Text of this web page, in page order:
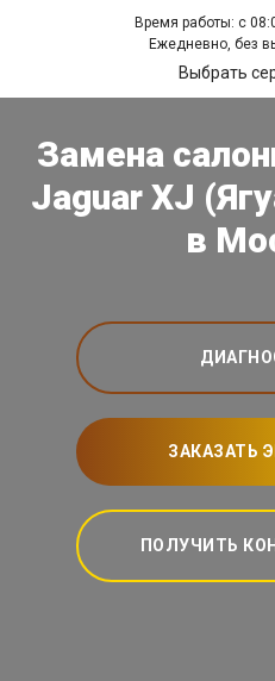
Время работы: с
Ежедневно, без
Выбрать
Замена
Jaguar XJ
в
ЗАКАЗАТЬ
ПОЛУЧИТЬ